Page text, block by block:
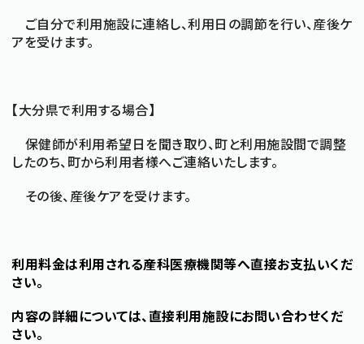
ご自分で利用施設に連絡し、利用日の調節を行い、産後ケ
アを受けます。
【大分県で利用する場合】
保健師が利用希望日を聞き取り、町と利用施設間で調整
したのち、町から利用者様へご連絡いたします。
その後、産後ケアを受けます。
利用料金は利用される産科医療機関等へ直接お支払いくだ
さい。
内容の詳細については、直接利用施設にお問い合わせくだ
さい。